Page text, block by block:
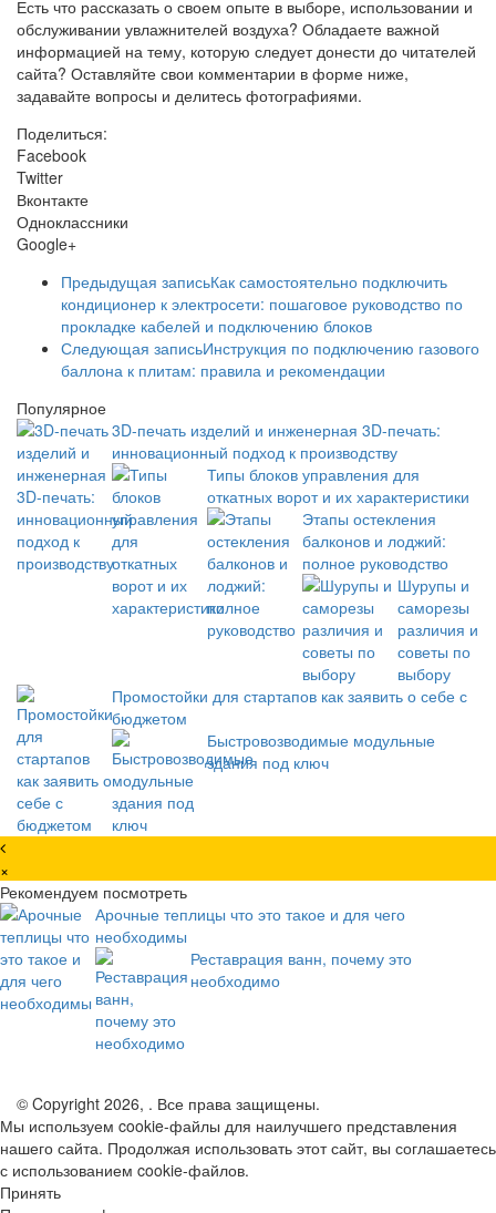
Есть что рассказать о своем опыте в выборе, использовании и
обслуживании увлажнителей воздуха? Обладаете важной
информацией на тему, которую следует донести до читателей
сайта? Оставляйте свои комментарии в форме ниже,
задавайте вопросы и делитесь фотографиями.
Поделиться:
Facebook
Twitter
Вконтакте
Одноклассники
Google+
Предыдущая записьКак самостоятельно подключить
кондиционер к электросети: пошаговое руководство по
прокладке кабелей и подключению блоков
Следующая записьИнструкция по подключению газового
баллона к плитам: правила и рекомендации
Популярное
3D-печать изделий и инженерная 3D-печать:
инновационный подход к производству
Типы блоков управления для
откатных ворот и их характеристики
Этапы остекления
балконов и лоджий:
полное руководство
Шурупы и
саморезы
различия и
советы по
выбору
Промостойки для стартапов как заявить о себе с
бюджетом
Быстровозводимые модульные
здания под ключ
×
Рекомендуем посмотреть
Арочные теплицы что это такое и для чего
необходимы
Реставрация ванн, почему это
необходимо
© Copyright 2026, . Все права защищены.
Мы используем cookie-файлы для наилучшего представления
нашего сайта. Продолжая использовать этот сайт, вы соглашаетесь
с использованием cookie-файлов.
Принять